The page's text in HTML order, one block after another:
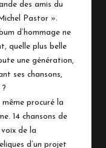
des amis du
Pastor ».
d’hommage ne
quelle plus belle
une génération,
ses chansons,
procuré la
14 chansons de
voix de la
d’un projet